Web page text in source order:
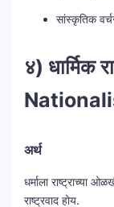
सांस्कृतिक
४) धार्मिक
अर्थ
धर्माला राष्ट्राच्या
राष्ट्रवाद होय.